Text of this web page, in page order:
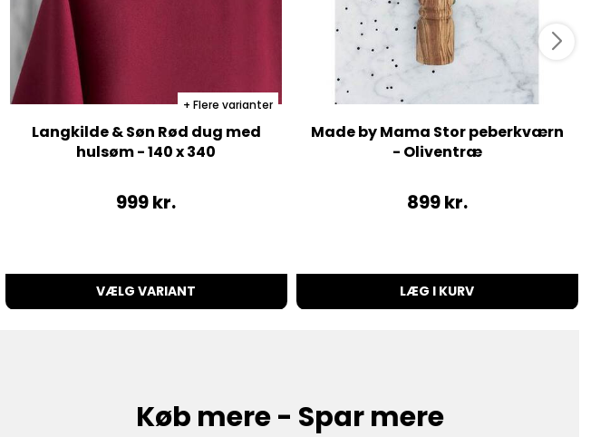
Flere varianter
Langkilde & Søn Rød dug med
hulsøm - 140 x 340
999kr.
VÆLG VARIANT
Made by Mama Stor peberkværn
- Oliventræ
899kr.
LÆG I KURV
Køb mere - Spar mere